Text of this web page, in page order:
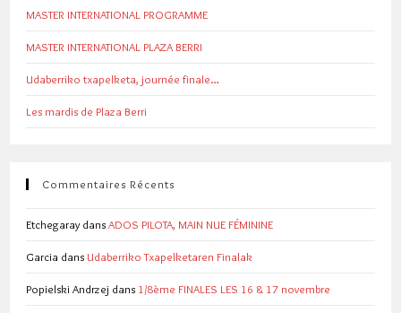
MASTER INTERNATIONAL PROGRAMME
MASTER INTERNATIONAL PLAZA BERRI
Udaberriko txapelketa, journée finale…
Les mardis de Plaza Berri
Commentaires Récents
Etchegaray dansADOS PILOTA, MAIN NUE FÉMININE
Garcia dans Udaberriko Txapelketaren Finalak
Popielski Andrzej dans 1/8ème FINALES LES 16 & 17 novembre